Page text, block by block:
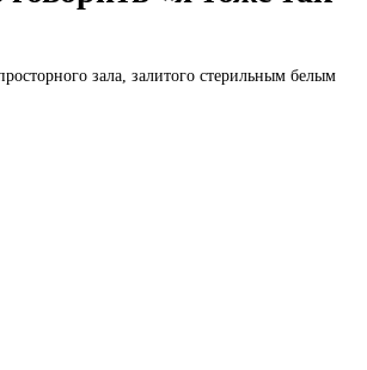
зала, залитого стерильным белым